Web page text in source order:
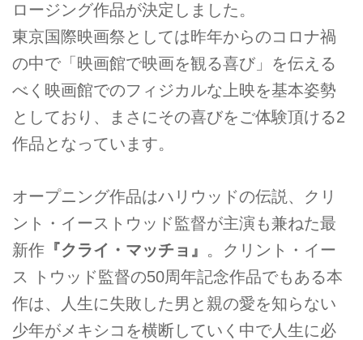
ロージング作品が決定しました。
東京国際映画祭としては昨年からのコロナ禍
の中で「映画館で映画を観る喜び」を伝える
べく映画館でのフィジカルな上映を基本姿勢
としており、まさにその喜びをご体験頂ける2
作品となっています。
オープニング作品はハリウッドの伝説、クリ
ント・イーストウッド監督が主演も兼ねた最
新作 『クライ・マッチョ』 。クリント・イー
ス トウッド監督の50周年記念作品でもある本
作は、人生に失敗した男と親の愛を知らない
少年がメキシコを横断していく中で人生に必